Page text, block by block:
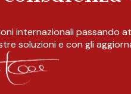
internazionali passando
soluzioni e con gli